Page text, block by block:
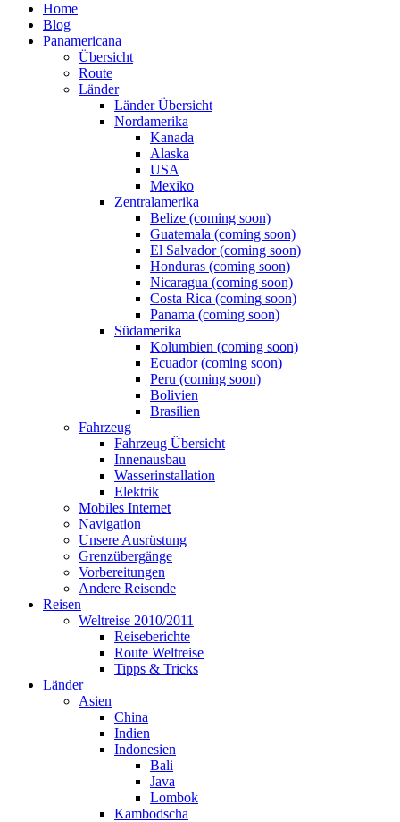
Home
Blog
Panamericana
Übersicht
Route
Länder
Länder Übersicht
Nordamerika
Kanada
Alaska
USA
Mexiko
Zentralamerika
Belize (coming soon)
Guatemala (coming soon)
El Salvador (coming soon)
Honduras (coming soon)
Nicaragua (coming soon)
Costa Rica (coming soon)
Panama (coming soon)
Südamerika
Kolumbien (coming soon)
Ecuador (coming soon)
Peru (coming soon)
Bolivien
Brasilien
Fahrzeug
Fahrzeug Übersicht
Innenausbau
Wasserinstallation
Elektrik
Mobiles Internet
Navigation
Unsere Ausrüstung
Grenzübergänge
Vorbereitungen
Andere Reisende
Reisen
Weltreise 2010/2011
Reiseberichte
Route Weltreise
Tipps & Tricks
Länder
Asien
China
Indien
Indonesien
Bali
Java
Lombok
Kambodscha